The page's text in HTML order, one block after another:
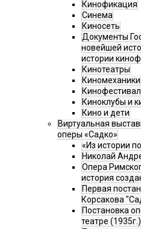
Кинофикация
Синема
Киносеть
Документы
новейшей
истории
Кинотеатры
Киномеханики
Киноклубы и
Кино и дети
Виртуальная
оперы «Садко»
«Из истории
Николай
Опера
история
Первая
Корсакова
Постановка
театре (1935г.)